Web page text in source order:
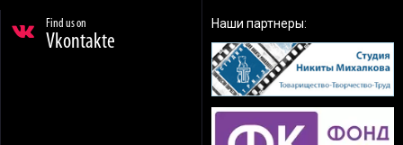
Find us on
Vkontakte
Наши партнеры: